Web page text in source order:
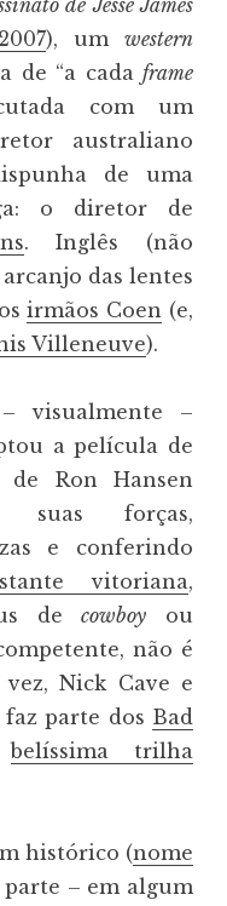
2007), umwestern
de “a cada frame
com um
australiano
de uma
o diretor de
. Inglês (não
das lentes
irmãos Coen (e,
Villeneuve).
visualmente –
a película de
Ron Hansen
suas forças,
e conferindo
vitoriana,
decowboy ou
não é
Nick Cave e
parte dos Bad
belíssima trilha
histórico (nome
– em algum